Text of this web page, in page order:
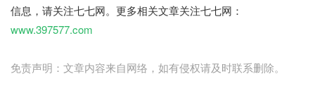
信息，请关注七七网。更多相关文章关注七七网：
www.397577.com
免责声明：文章内容来自网络，如有侵权请及时联系删除。